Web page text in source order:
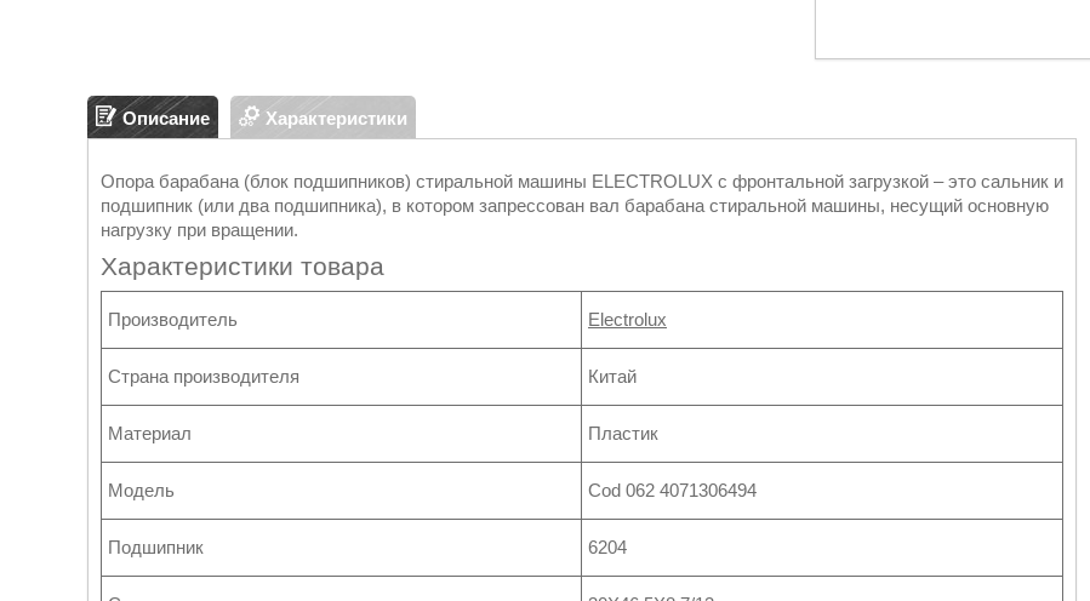
Описание Характеристики
Опора барабана (блок подшипников) стиральной машины ELECTROLUX с фронтальной загрузкой – это сальник и
подшипник (или два подшипника), в котором запрессован вал барабана стиральной машины, несущий основную
нагрузку при вращении.
Характеристики товара
Производитель Electrolux
Страна производителя Китай
Материал Пластик
Модель Cod 062 4071306494
Подшипник 6204